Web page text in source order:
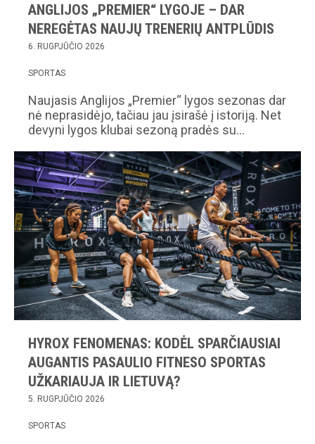
ANGLIJOS „PREMIER“ LYGOJE – DAR
NEREGĖTAS NAUJŲ TRENERIŲ ANTPLŪDIS
6. RUGPJŪČIO 2026
SPORTAS
Naujasis Anglijos „Premier“ lygos sezonas dar
nė neprasidėjo, tačiau jau įsirašė į istoriją. Net
devyni lygos klubai sezoną pradės su…
HYROX FENOMENAS: KODĖL SPARČIAUSIAI
AUGANTIS PASAULIO FITNESO SPORTAS
UŽKARIAUJA IR LIETUVĄ?
5. RUGPJŪČIO 2026
SPORTAS